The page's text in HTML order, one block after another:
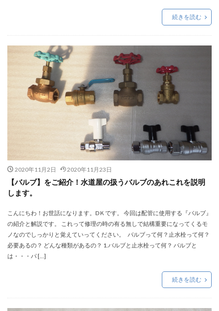
続きを読む
2020年11月2日 2020年11月23日
【バルブ】をご紹介！水道屋の扱うバルブのあれこれを説明
します。
こんにちわ！お世話になります。DＫです。 今回は配管に使用する『バルブ』
の紹介と解説です。 これって修理の時の有る無しで結構重要になってくるモ
ノなのでしっかりと覚えていってください。 バルブって何？止水栓って何？
必要あるの？ どんな種類があるの？ 1.バルブと止水栓って何？ バルブと
は・・・パ […]
続きを読む